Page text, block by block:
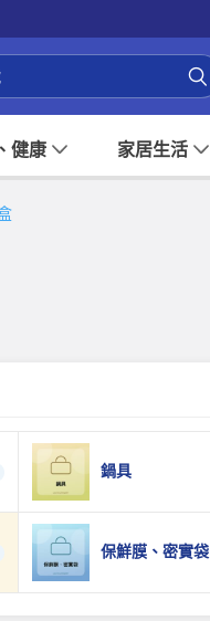
健康 家居生活
鍋具
保鮮膜、密實袋